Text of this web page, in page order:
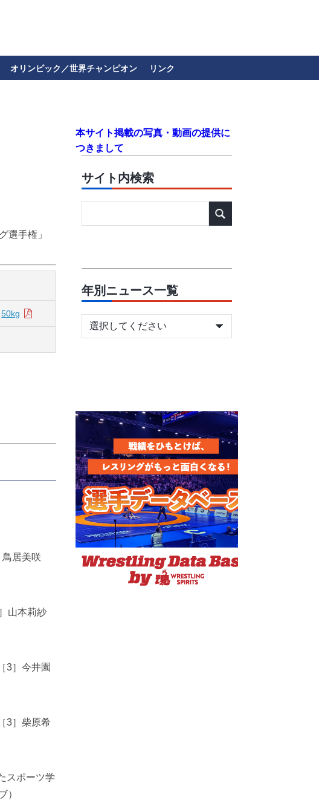
オリンピック／世界チャンピオン リンク
選手権」
50kg
居美咲
山本莉紗
3］今井園
3］柴原希
スポーツ学
）
本サイト掲載の写真・動画の提供に
つきまして
サイト内検索
年別ニュース一覧